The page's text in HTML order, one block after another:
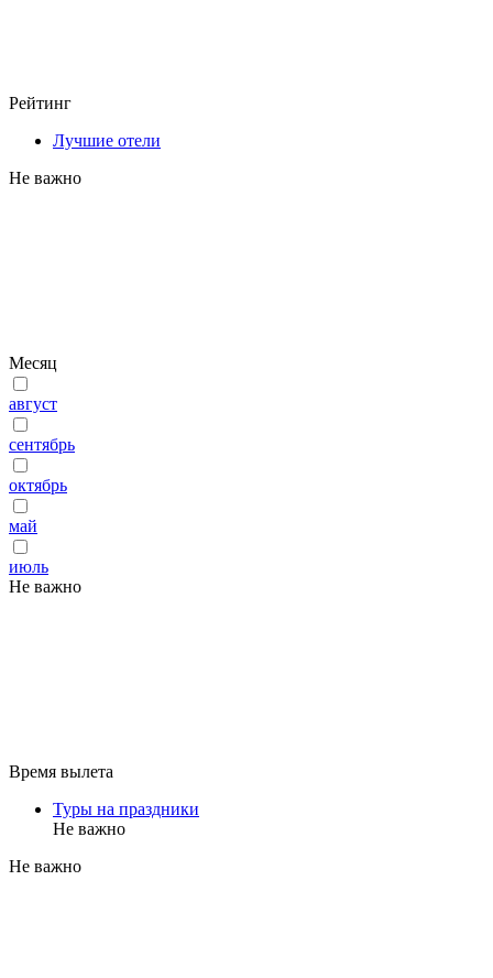
Рейтинг
Лучшие отели
Не важно
Месяц
август
сентябрь
октябрь
май
июль
Не важно
Время вылета
Туры на праздники
Не важно
Не важно